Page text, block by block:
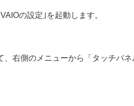
の設定｣を起動します。
右側のメニューから「タッチパ